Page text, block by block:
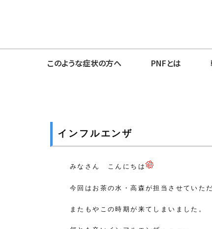
このような症状の方へ PNFとは
インフルエンザ
みなさん こんにちは
今回はお茶の水・高森が担当させていた
またもやこの時期が来てしまいました。